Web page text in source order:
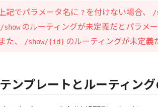
記でパラメータ名に ? を付けない場合、
/
/show のルーティングが未定義だとパラメ
また、
/show/{id} のルーティングが未定義
ンプレートとルーティン